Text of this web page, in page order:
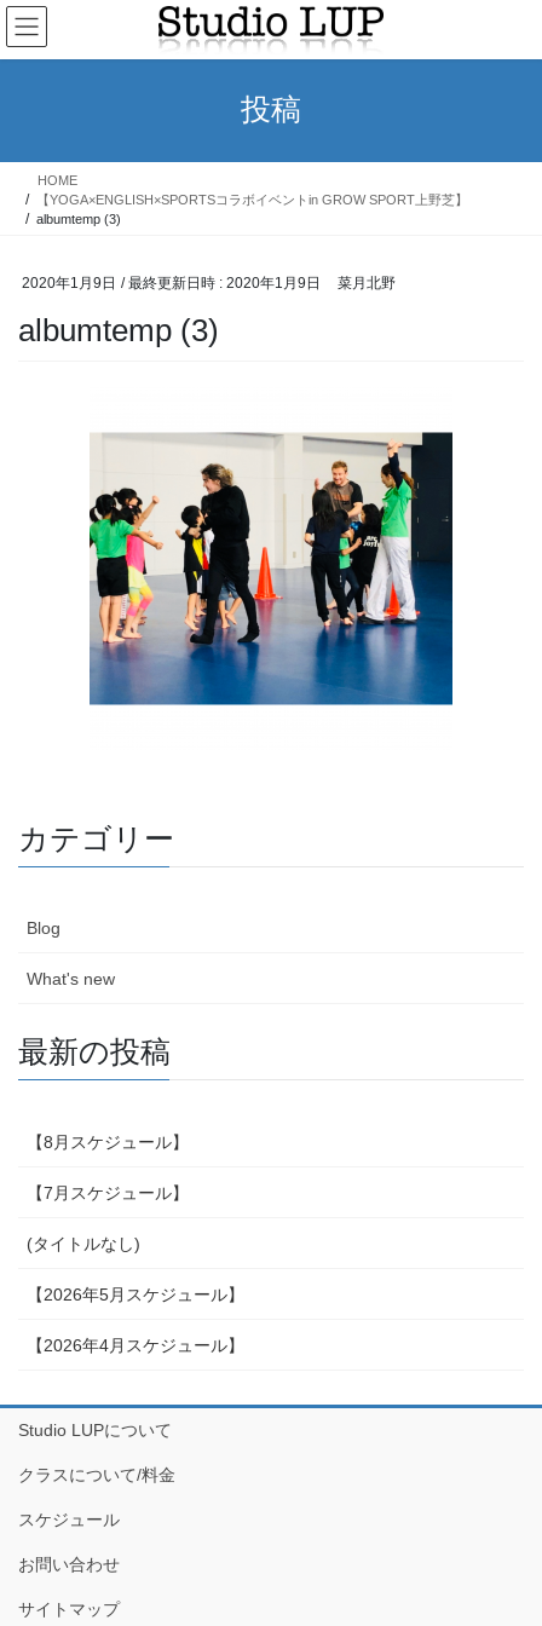
コ
ン
テ
ス
ナ
ビ
ゲ
ン
投稿
HOME
【YOGA×ENGLISH×SPORTSコラボイベントin GROW SPORT上野芝】
albumtemp (3)
2020年1月9日 / 最終更新日時 : 2020年1月9日 菜月北野
albumtemp (3)
カテゴリー
Blog
What's new
最新の投稿
【8月スケジュール】
【7月スケジュール】
(タイトルなし)
【2026年5月スケジュール】
【2026年4月スケジュール】
Studio LUPについて
クラスについて/料金
スケジュール
お問い合わせ
サイトマップ